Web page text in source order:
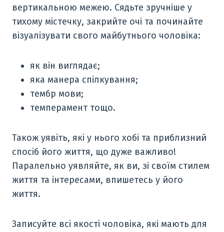
вертикальною межею. Сядьте зручніше у
тихому містечку, закрийте очі та починайте
візуалізувати свого майбутнього чоловіка:
як він виглядає;
яка манера спілкування;
тембр мови;
темперамент тощо.
Також уявіть, які у нього хобі та приблизний
спосіб його життя, що дуже важливо!
Паралельно уявляйте, як ви, зі своїм стилем
життя та інтересами, впишетесь у його
життя.
Записуйте всі якості чоловіка, які мають для